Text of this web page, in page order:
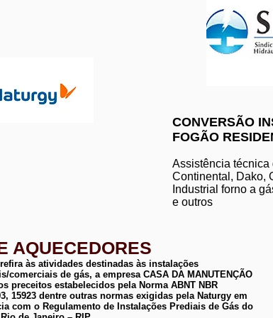
CONVERSÃO
FOGÃO
Assistência técnica
Continental, Dako,
Industrial forno a
e outros
AQUECEDORES
às atividades destinadas às instalações
comerciais de gás, a empresa CASA DA MANUTENÇÃO
preceitos estabelecidos pela Norma ABNT NBR
15923 dentre outras normas exigidas pela Naturgy em
com o Regulamento de Instalações Prediais de Gás do